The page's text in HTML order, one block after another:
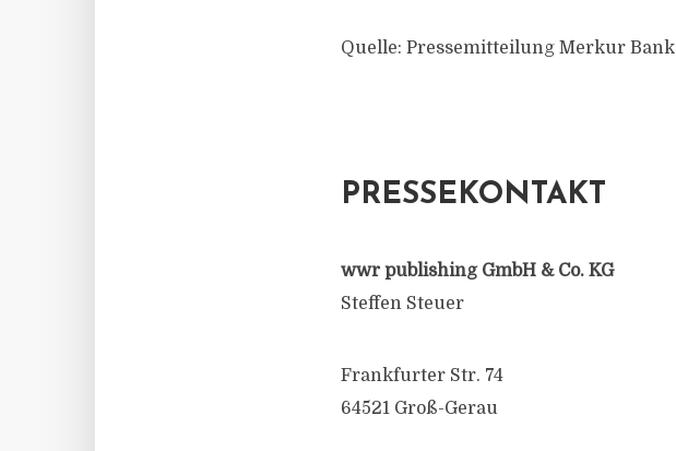
Quelle: Pressemitteilung Merkur Bank
PRESSEKONTAKT
wwr publishing GmbH & Co. KG
Steffen Steuer
Frankfurter Str. 74
64521 Groß-Gerau